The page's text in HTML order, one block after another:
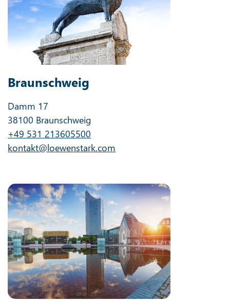
Braunschweig
Damm 17
38100 Braunschweig
+49 531 213605500
kontakt@loewenstark.com